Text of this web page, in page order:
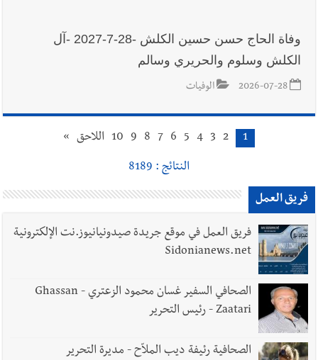
وفاة الحاج حسن حسين الكلش -28-7-2027 -آل
الكلش وسلوم والحريري وسالم
2026-07-28 الوفيات
1
2
3
4
5
6
7
8
9
10 اللاحق »
النتائج : 8189
فريق العمل
فريق العمل في موقع جريدة صيدونيانيوز.نت الإلكترونية
Sidonianews.net
الصحافي السفير غسان محمود الزعتري - Ghassan
Zaatari - رئيس التحرير
الصحافية رئيفة ديب الملاّح - مديرة التحرير